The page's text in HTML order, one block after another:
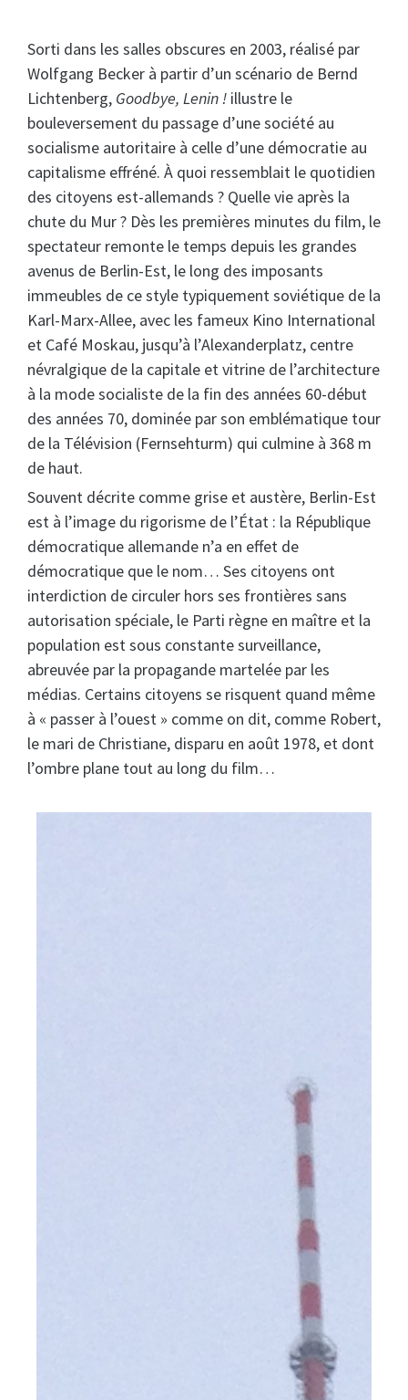
Sorti dans les salles obscures en 2003, réalisé par
Wolfgang Becker à partir d’un scénario de Bernd
Lichtenberg, Goodbye, Lenin ! illustre le
bouleversement du passage d’une société au
socialisme autoritaire à celle d’une démocratie au
capitalisme effréné. À quoi ressemblait le quotidien
des citoyens est-allemands ? Quelle vie après la
chute du Mur ? Dès les premières minutes du film, le
spectateur remonte le temps depuis les grandes
avenus de Berlin-Est, le long des imposants
immeubles de ce style typiquement soviétique de la
Karl-Marx-Allee, avec les fameux Kino International
et Café Moskau, jusqu’à l’Alexanderplatz, centre
névralgique de la capitale et vitrine de l’architecture
à la mode socialiste de la fin des années 60-début
des années 70, dominée par son emblématique tour
de la Télévision (Fernsehturm) qui culmine à 368 m
de haut.
Souvent décrite comme grise et austère, Berlin-Est
est à l’image du rigorisme de l’État : la République
démocratique allemande n’a en effet de
démocratique que le nom… Ses citoyens ont
interdiction de circuler hors ses frontières sans
autorisation spéciale, le Parti règne en maître et la
population est sous constante surveillance,
abreuvée par la propagande martelée par les
médias. Certains citoyens se risquent quand même
à « passer à l’ouest » comme on dit, comme Robert,
le mari de Christiane, disparu en août 1978, et dont
l’ombre plane tout au long du film…